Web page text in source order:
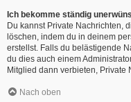
Ich bekomme ständig
Du kannst Private Nachrichten,
löschen, indem du in deinem
erstellst. Falls du belästigende
du dies auch einem
Mitglied dann verbieten, Private
Nach oben